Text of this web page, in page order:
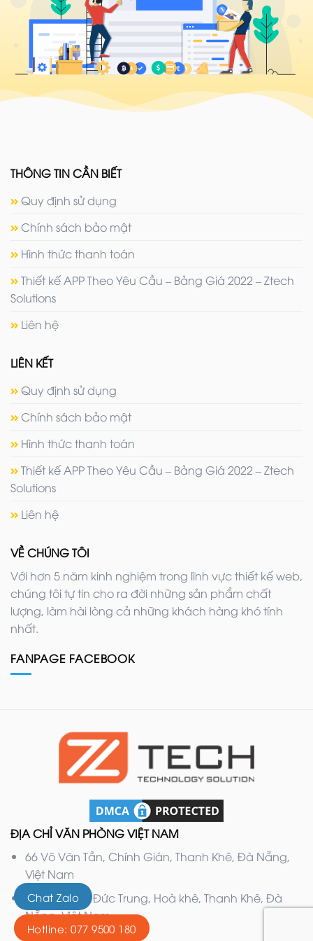
THÔNG TIN CẦN BIẾT
Quy định sử dụng
Chính sách bảo mật
Hình thức thanh toán
Thiết kế APP Theo Yêu Cầu – Bảng Giá 2022 – Ztech
Solutions
Liên hệ
LIÊN KẾT
Quy định sử dụng
Chính sách bảo mật
Hình thức thanh toán
Thiết kế APP Theo Yêu Cầu – Bảng Giá 2022 – Ztech
Solutions
Liên hệ
VỀ CHÚNG TÔI
Với hơn 5 năm kinh nghiệm trong lĩnh vực thiết kế web,
chúng tôi tự tin cho ra đời những sản phẩm chất
lượng, làm hài lòng cả những khách hàng khó tính
nhất.
FANPAGE FACEBOOK
ĐỊA CHỈ VĂN PHÒNG VIỆT NAM
66 Võ Văn Tần, Chính Gián, Thanh Khê, Đà Nẵng,
Việt Nam
132 Nguyễn Đức Trung, Hoà khê, Thanh Khê, Đà
Nẵng, Việt Nam
Chat Zalo
Hotline: 077 9500 180